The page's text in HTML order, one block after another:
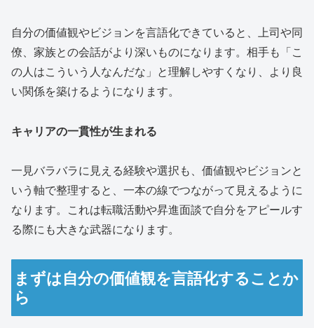
自分の価値観やビジョンを言語化できていると、上司や同
僚、家族との会話がより深いものになります。相手も「こ
の人はこういう人なんだな」と理解しやすくなり、より良
い関係を築けるようになります。
キャリアの一貫性が生まれる
一見バラバラに見える経験や選択も、価値観やビジョンと
いう軸で整理すると、一本の線でつながって見えるように
なります。これは転職活動や昇進面談で自分をアピールす
る際にも大きな武器になります。
まずは自分の価値観を言語化することか
ら